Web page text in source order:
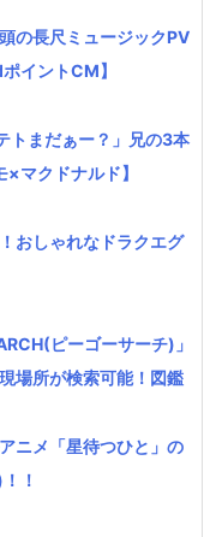
の長尺ミュージックPV
イントCM】
トまだぁー？」兄の3本
マクドナルド】
おしゃれなドラクエグ
ピーゴーサーチ)」
場所が検索可能！図鑑
ニメ「星待つひと」の
！